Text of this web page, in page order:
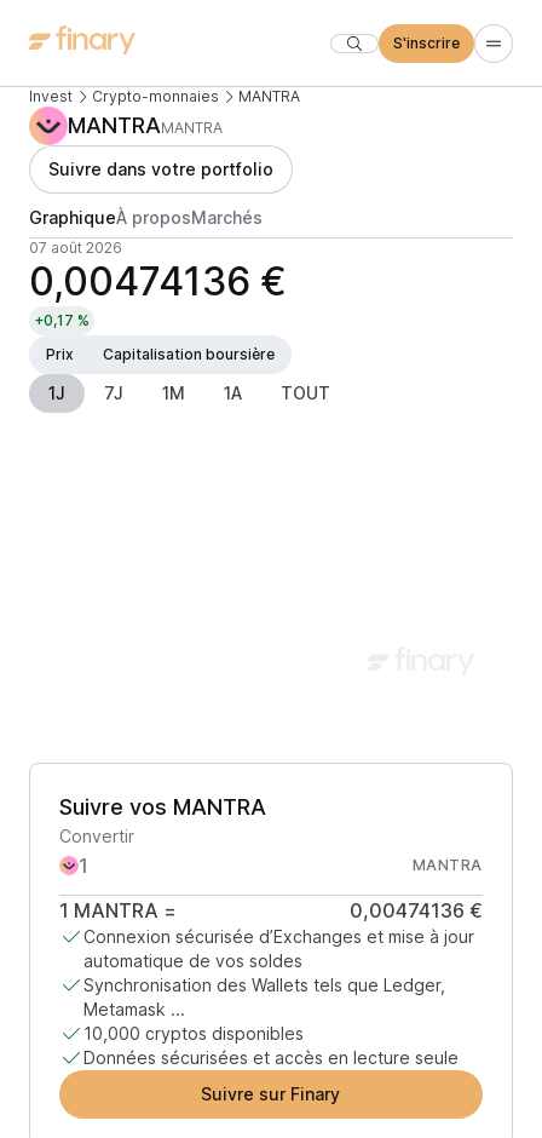
S'inscrire
Invest Crypto-monnaies MANTRA
MANTRAMANTRA
Suivre dans votre portfolio
GraphiqueÀ proposMarchés
07 août 2026
0,00474136 €
+0,17 %
Prix
Capitalisation boursière
1J 7J 1M 1A TOUT
Suivre vos MANTRA
Convertir
MANTRA
1 MANTRA = 0,00474136 €
Connexion sécurisée d’Exchanges et mise à jour
automatique de vos soldes
Synchronisation des Wallets tels que Ledger,
Metamask ...
10,000 cryptos disponibles
Données sécurisées et accès en lecture seule
Suivre sur Finary